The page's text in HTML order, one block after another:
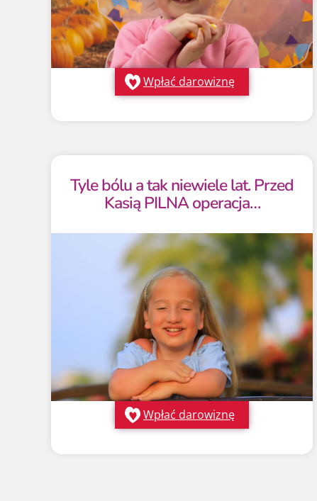
Wpłać darowiznę
Tyle bólu a tak niewiele lat. Przed
Kasią PILNA operacja…
Wpłać darowiznę